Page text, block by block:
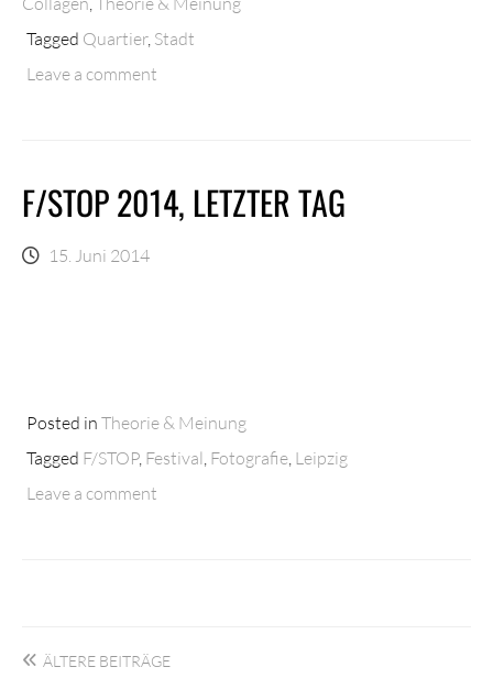
Tagged Quartier, Stadt
Leave a comment
F/STOP 2014, LETZTER TAG
15. Juni 2014
Posted in Theorie & Meinung
Tagged F/STOP, Festival Fotografie Leipzig
Leave a comment
ÄLTERE BEITRÄGE